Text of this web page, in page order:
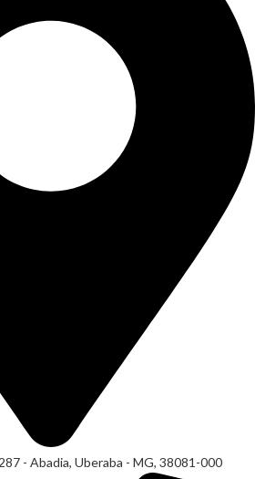
- Abadia, Uberaba - MG, 38081-000